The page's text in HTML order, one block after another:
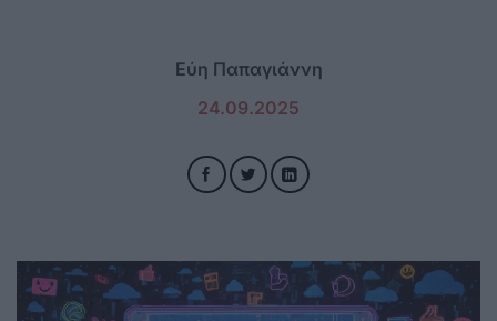
Εύη Παπαγιάννη
24.09.2025